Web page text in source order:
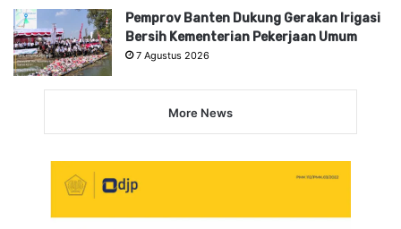
Pemprov Banten Dukung Gerakan Irigasi
Bersih Kementerian Pekerjaan Umum
7 Agustus 2026
More News